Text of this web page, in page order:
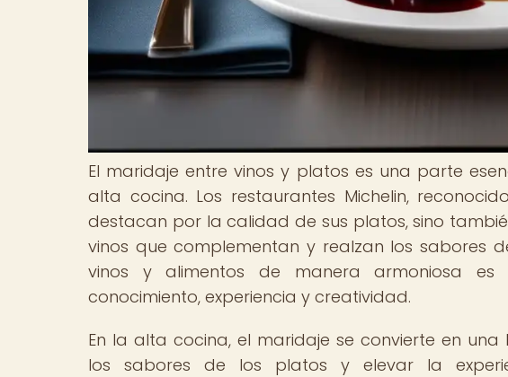
El maridaje entre vinos y platos es una parte
alta cocina. Los restaurantes Michelin,
destacan por la calidad de sus platos, sino
vinos que complementan y realzan los sabores
vinos y alimentos de manera armoniosa
conocimiento, experiencia y creatividad.
En la alta cocina, el maridaje se convierte en
los sabores de los platos y elevar la